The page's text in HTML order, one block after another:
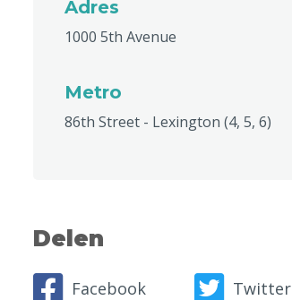
Adres
1000 5th Avenue
Metro
86th Street - Lexington (4, 5, 6)
Delen
Facebook Twitter